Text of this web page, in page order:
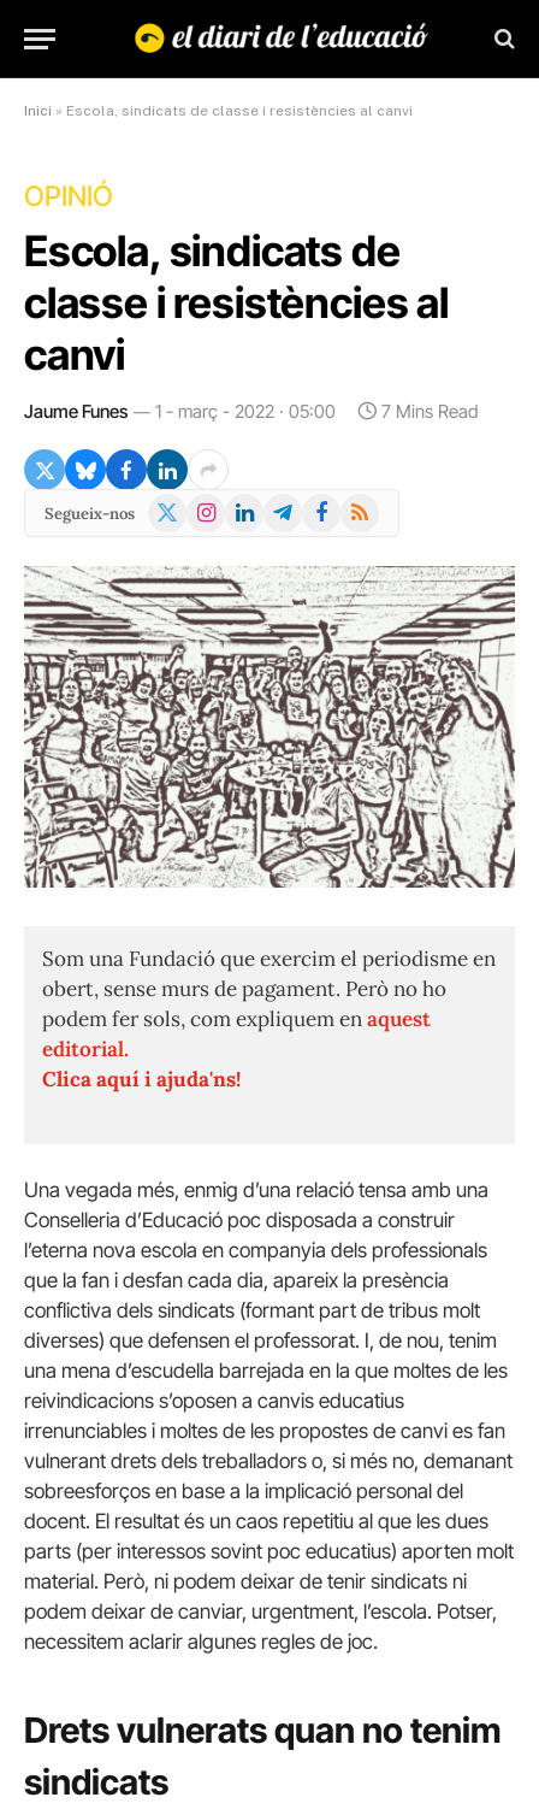
Inici » Escola, sindicats de classe i resistències al canvi
OPINIÓ
Escola, sindicats de
classe i resistències al
canvi
Jaume Funes 1 - març - 2022 · 05:00 7 Mins Read
Segueix-nos
X
Instagram
LinkedInTelegramFacebook
RSS
Som una Fundació que exercim el periodisme en
obert, sense murs de pagament. Però no ho
podem fer sols, com expliquem enaquest
editorial.
Clica aquí i ajuda'ns!
Una vegada més, enmig d’una relació tensa amb una
Conselleria d’Educació poc disposada a construir
l’eterna nova escola en companyia dels professionals
que la fan i desfan cada dia, apareix la presència
conflictiva dels sindicats (formant part de tribus molt
diverses) que defensen el professorat. I, de nou, tenim
una mena d’escudella barrejada en la que moltes de les
reivindicacions s’oposen a canvis educatius
irrenunciables i moltes de les propostes de canvi es fan
vulnerant drets dels treballadors o, si més no, demanant
sobreesforços en base a la implicació personal del
docent. El resultat és un caos repetitiu al que les dues
parts (per interessos sovint poc educatius) aporten molt
material. Però, ni podem deixar de tenir sindicats ni
podem deixar de canviar, urgentment, l’escola. Potser,
necessitem aclarir algunes regles de joc.
Drets vulnerats quan no tenim
sindicats